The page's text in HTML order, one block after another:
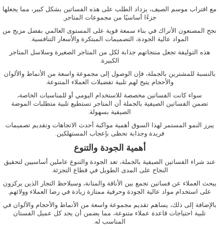
مع اقتراب موسم الصيف، يزداد الطلب على هذه الفساتين بشكل كبير، مما يجعلها
جزءًا أساسيًا من مجموعات المتاجر.
نجح المصنعون الأتراك في بناء سمعة قوية على المستوى العالمي بفضل مزيج من
المواد عالية الجودة، التصميمات المبتكرة والأسعار التنافسية.
هذه التوليفة تجعل منتجاتهم جذابة لكل من المتاجر الصغيرة وسلاسل المتاجر
الكبيرة.
بالنسبة للمشترين بالجملة، فإن الوصول إلى مجموعة واسعة من الأنماط والألوان
والأحجام يتيح لهم تلبية تفضيلات العملاء المتنوعة.
سواء كانت الفساتين مخصصة للاستخدام اليومي أو للمناسبات الخاصة،
تضمن الفساتين الصيفية بالجملة أن المتاجر تستطيع تلبية متطلبات الموضة
الصيفية بسهولة.
يبرز النمو المستمر لهذا السوق أهمية مواكبة أحدث الاتجاهات وتقديم تصميمات
فريدة وجذابة تحظى بإعجاب المستهلكين.
أهمية الجودة والتنوع
عند شراء الفساتين الصيفية بالجملة، تعد الجودة والتنوع عاملين أساسيين لتحقيق
النجاح على المدى الطويل في قطاع التجزئة.
يبحث العملاء عن فساتين تجمع بين الأناقة والمتانة، وسيلاحظ التجار الذين يركزون
على استخدام مواد عالية الجودة وحرفية ممتازة زيادة في رضا العملاء وولائهم.
بالإضافة إلى ذلك، يساهم تقديم مجموعة واسعة من الأنماط والأحجام والألوان في
تلبية احتياجات قاعدة عملاء متنوعة، مما يضمن أن يجد كل عميل الفستان
المناسب له.